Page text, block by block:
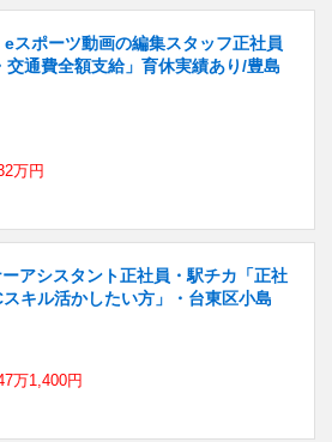
eスポーツ動画の編集スタッフ正社員
交通費全額支給」育休実績あり/豊島
万円
アシスタント正社員・駅チカ「正社
キル活かしたい方」・台東区小島
万1,400円